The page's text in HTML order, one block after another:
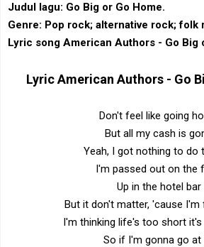
Judul lagu: Go Big or Go Home.
Genre: ‎Pop rock‎; ‎alternative rock‎; ‎folk
Lyric song American Authors - Go Big
LyricAmerican Authors - Go
Don't feel like going
But all my cash is
Yeah, I got nothing to do
I'm passed out on the
Up in the hotel bar
But it don't matter, 'cause I'm
I'm thinking life's too short it's
So if I'm gonna go at